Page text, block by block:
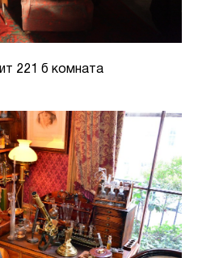
221 б комната